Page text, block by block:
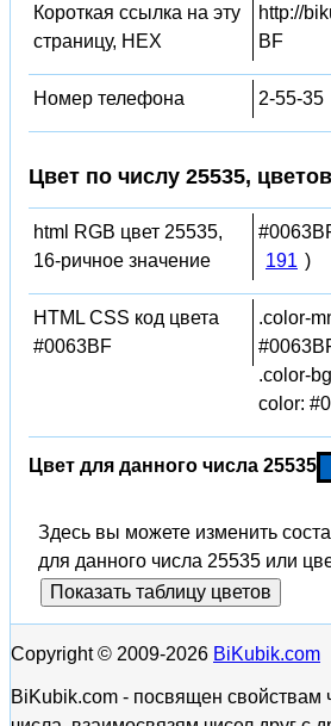
Короткая ссылка на эту
страницу, HEX
http://
BF
Номер телефона 2-55-35
Цвет по числу 25535,
html RGB цвет 25535,
16-ричное значение
191 )
HTML CSS код цвета
#0063BF
.color-
.color-
color:
Цвет для данного числа 25535
Здесь вы можете изменить
для данного числа 25535 или
Показать таблицу цветов
Copyright © 2009-2026 BiKubik.com
BiKubik.com - посвящен свойствам